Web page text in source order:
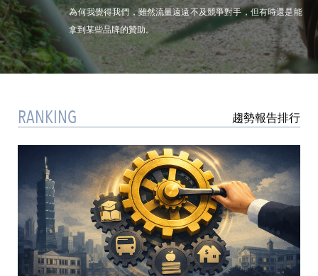
為何我覺得我們，雖然流量遠遠不及競爭對手，但有時還是能
拿到某些品牌的贊助。
RANKING 趨勢報告排行